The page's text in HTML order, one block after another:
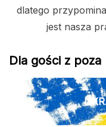
dlatego
jest nasza
Dla gości z poza